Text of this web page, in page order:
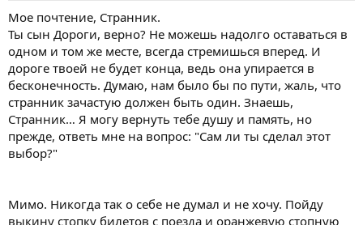
Мое почтение, Странник.
Ты сын Дороги, верно? Не можешь надолго оставаться в
одном и том же месте, всегда стремишься вперед. И
дороге твоей не будет конца, ведь она упирается в
бесконечность. Думаю, нам было бы по пути, жаль, что
странник зачастую должен быть один. Знаешь,
Странник… Я могу вернуть тебе душу и память, но
прежде, ответь мне на вопрос: "Сам ли ты сделал этот
выбор?"
Мимо. Никогда так о себе не думал и не хочу. Пойду
выкину стопку билетов с поезда и оранжевую стопную